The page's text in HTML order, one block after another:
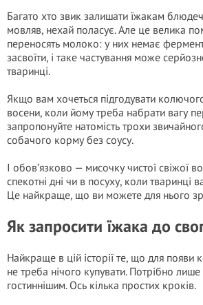
Багато хто звик залишати їжакам
мовляв, нехай поласує. Але це велика
переносять молоко: у них немає
засвоїти, і таке частування може
тваринці.
Якщо вам хочеться підгодувати
восени, коли йому треба набрати вагу
запропонуйте натомість трохи
собачого корму без соусу.
І обов’язково — мисочку чистої свіжої
спекотні дні чи в посуху, коли тваринці
Це найкраще, що ви можете для нього
Як запросити їжака до
Найкраще в цій історії те, що для появи
не треба нічого купувати. Потрібно
гостиннішим. Ось кілька простих кроків.